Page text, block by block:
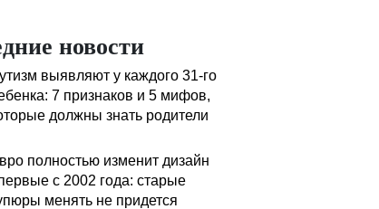
новости
выявляют у каждого 31-го
7 признаков и 5 мифов,
должны знать родители
полностью изменит дизайн
с 2002 года: старые
менять не придется